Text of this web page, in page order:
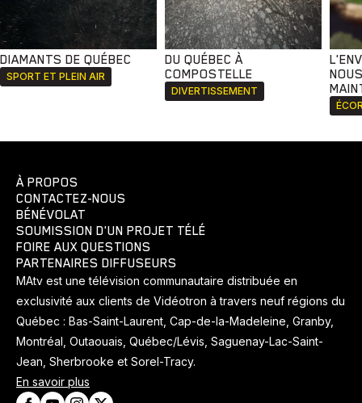
DIAMANTS DE QUÉBEC
SPORT ET PLEIN AIR
DU QUÉBEC À
COMPOSTELLE
DIVERTISSEMENT
À PROPOS
CONTACTEZ-NOUS
BÉNÉVOLAT
SOUMISSION D'UN PROJET TÉLÉ
FOIRE AUX QUESTIONS
PARTENAIRES DIFFUSEURS
MAtv est une télévision communautaire distribuée en
exclusivité aux clients de Vidéotron à travers neuf régions du
Québec : Bas-Saint-Laurent, Cap-de-la-Madeleine, Granby,
Montréal, Outaouais, Québec/Lévis, Saguenay-Lac-Saint-
Jean, Sherbrooke et Sorel-Tracy.
En savoir plus